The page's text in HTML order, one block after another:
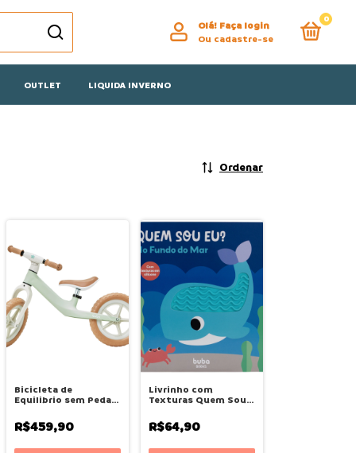
Olá! Faça login
Ou cadastre-se
0
OUTLET LIQUIDA INVERNO
Ordenar
Bicicleta de
Equilibrio sem Pedal
R$459,90
Livrinho com
Texturas Quem Sou
Buba
R$64,90